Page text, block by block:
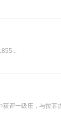
评一级庄，与拉菲